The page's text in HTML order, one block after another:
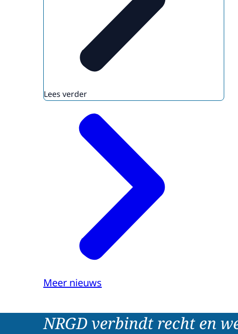
Lees verder
Meer nieuws
NRGD verbindt recht en